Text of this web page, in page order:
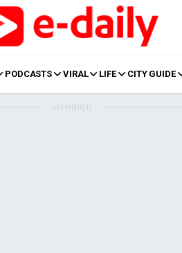
PODCASTS VIRAL LIFE CITY GUIDE
ΔΙΑΦΗΜΙΣΗ